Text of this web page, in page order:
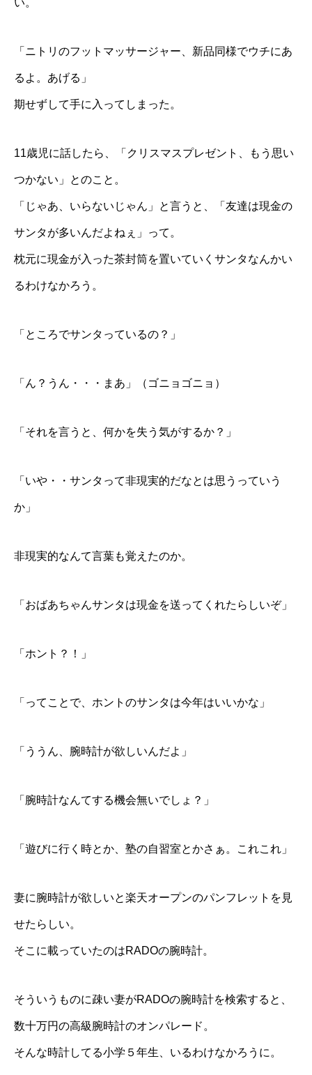
「ニトリのフットマッサージャー、新品同様でウチにあ
るよ。あげる」
期せずして手に入ってしまった。
11歳児に話したら、「クリスマスプレゼント、もう思い
つかない」とのこと。
「じゃあ、いらないじゃん」と言うと、「友達は現金の
サンタが多いんだよねぇ」って。
枕元に現金が入った茶封筒を置いていくサンタなんかい
るわけなかろう。
「ところでサンタっているの？」
「ん？うん・・・まあ」（ゴニョゴニョ）
「それを言うと、何かを失う気がするか？」
「いや・・サンタって非現実的だなとは思うっていう
か」
非現実的なんて言葉も覚えたのか。
「おばあちゃんサンタは現金を送ってくれたらしいぞ」
「ホント？！」
「ってことで、ホントのサンタは今年はいいかな」
「ううん、腕時計が欲しいんだよ」
「腕時計なんてする機会無いでしょ？」
「遊びに行く時とか、塾の自習室とかさぁ。これこれ」
妻に腕時計が欲しいと楽天オープンのパンフレットを見
せたらしい。
そこに載っていたのはRADOの腕時計。
そういうものに疎い妻がRADOの腕時計を検索すると、
数十万円の高級腕時計のオンパレード。
そんな時計してる小学５年生、いるわけなかろうに。